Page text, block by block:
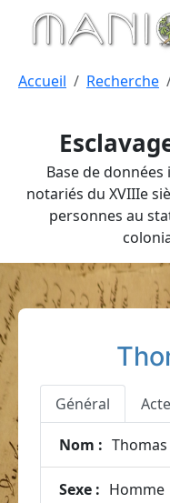
Aller au contenu
Base de
notariés du XVIIIe
personnes au
Accueil Recherche
Général
Nom : Thomas
Sexe : Homme